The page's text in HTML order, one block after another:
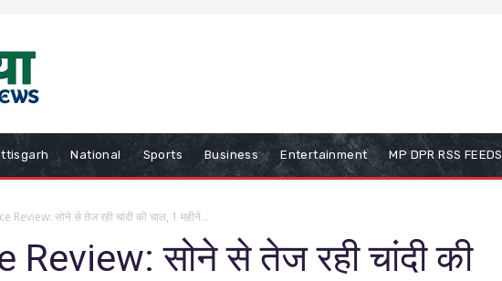
National Sports Business Entertainment MP DPR RSS FEEDS
Review: सोने से तेज रही चांदी की चाल, 1 महीने...
Review: सोने से तेज रही चांदी की